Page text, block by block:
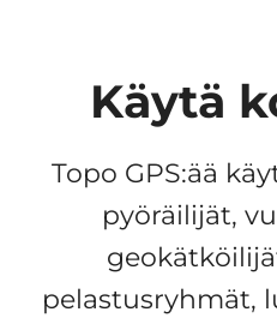
Käytä
Topo GPS:ää
pyöräilijät,
pelastusryhmät,